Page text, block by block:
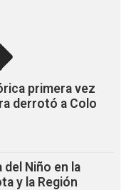
primera vez
derrotó a Colo
del Niño en la
y la Región